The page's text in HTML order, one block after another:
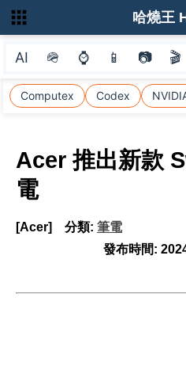
AI 🪖 ⌚ 📱 📷 🎬
Computex Codex
哈燒王
Acer 推出新款
電
[Acer] 分類: 筆電
發布時間: